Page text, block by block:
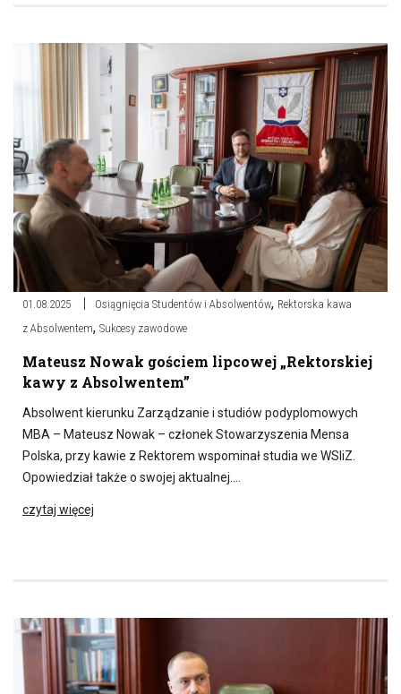
01.08.2025 Osiągnięcia Studentów i Absolwentów, Rektorska kawa
z Absolwentem, Sukcesy zawodowe
Mateusz Nowak gościem lipcowej „Rektorskiej
kawy z Absolwentem”
Absolwent kierunku Zarządzanie i studiów podyplomowych
MBA – Mateusz Nowak – członek Stowarzyszenia Mensa
Polska, przy kawie z Rektorem wspominał studia we WSIiZ.
Opowiedział także o swojej aktualnej….
czytaj więcej